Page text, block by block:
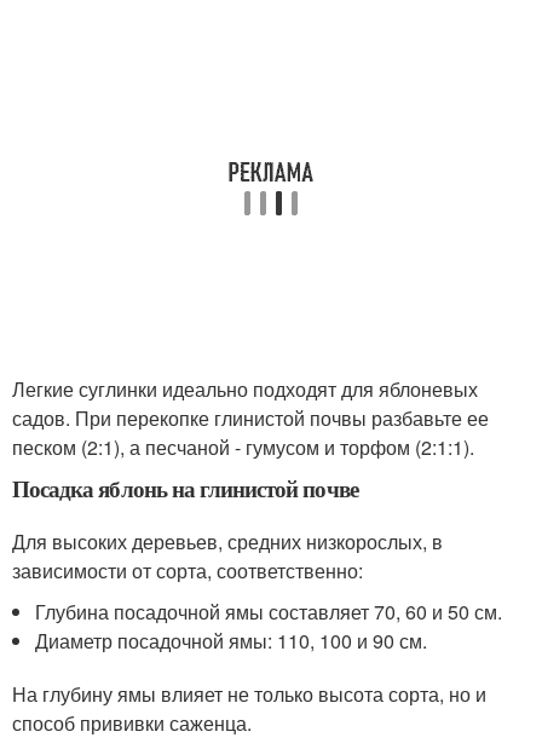
Легкие суглинки идеально подходят для яблоневых
садов. При перекопке глинистой почвы разбавьте ее
песком (2:1), а песчаной - гумусом и торфом (2:1:1).
Посадка яблонь на глинистой почве
Для высоких деревьев, средних низкорослых, в
зависимости от сорта, соответственно:
Глубина посадочной ямы составляет 70, 60 и 50 см.
Диаметр посадочной ямы: 110, 100 и 90 см.
На глубину ямы влияет не только высота сорта, но и
способ прививки саженца.